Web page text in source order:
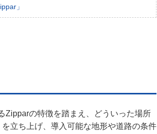
」
Zipparの特徴を踏まえ、どういった場所
立ち上げ、導入可能な地形や道路の条件